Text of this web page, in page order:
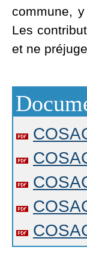
commune,
Les
et ne